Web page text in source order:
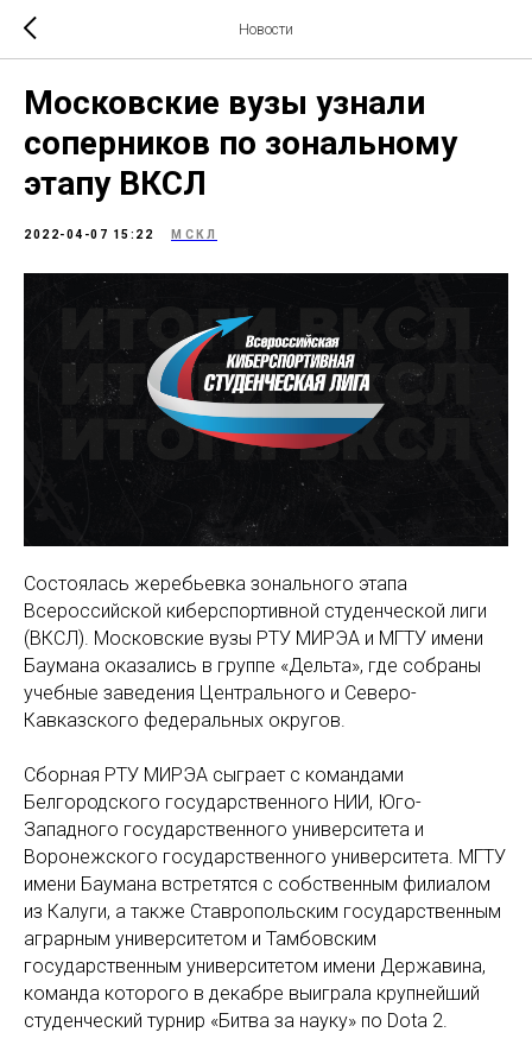
Новости
Московские вузы узнали
соперников по зональному
этапу ВКСЛ
2022-04-07 15:22 МСКЛ
Состоялась жеребьевка зонального этапа
Всероссийской киберспортивной студенческой лиги
(ВКСЛ). Московские вузы РТУ МИРЭА и МГТУ имени
Баумана оказались в группе «Дельта», где собраны
учебные заведения Центрального и Северо-
Кавказского федеральных округов.
Сборная РТУ МИРЭА сыграет с командами
Белгородского государственного НИИ, Юго-
Западного государственного университета и
Воронежского государственного университета. МГТУ
имени Баумана встретятся с собственным филиалом
из Калуги, а также Ставропольским государственным
аграрным университетом и Тамбовским
государственным университетом имени Державина,
команда которого в декабре выиграла крупнейший
студенческий турнир «Битва за науку» по Dota 2.